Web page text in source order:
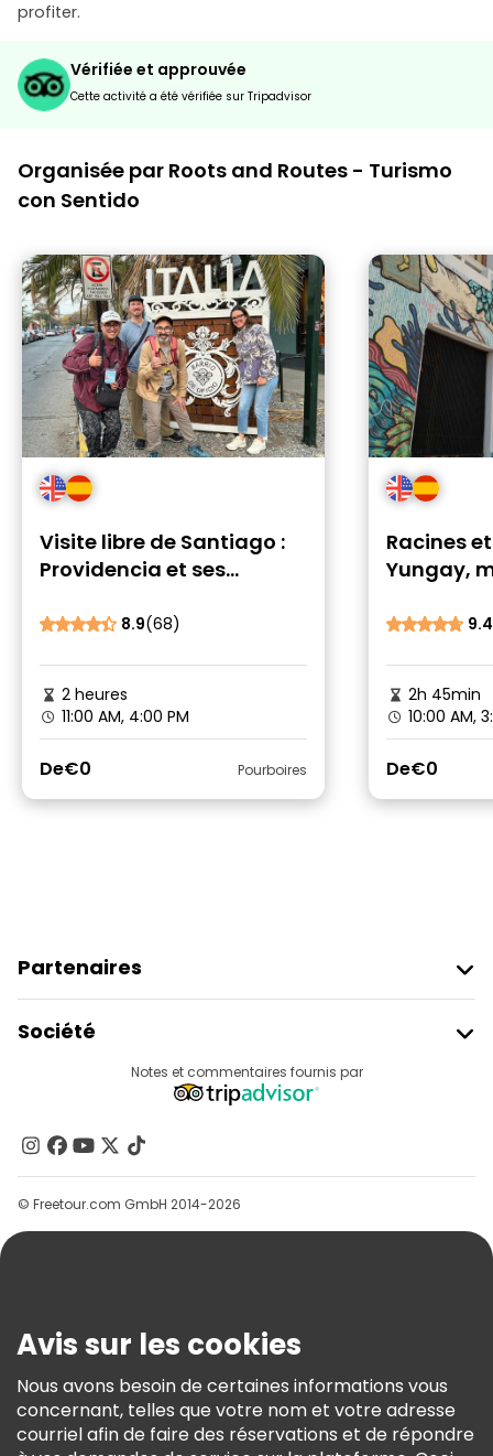
profiter.
Vérifiée et approuvée
Cette activité a été vérifiée sur Tripadvisor
Organisée par Roots and Routes - Turismo
con Sentido
Visite libre de Santiago :
Providencia et ses
8.9(68)
2 heures
11:00 AM, 4:00 PM
De€0 Pourboires
Racines
Yungay,
9.4
2h 45min
10:00 AM,
De€0
Partenaires
Connexion Du Fournisseur
Programme D’affiliation
Société
Contactez-Nous
Groupes
Aide
Conditions Générales Et Mentions Légales
Politique En Matière De Cookies
Freetour Prix
Notes et commentaires fournis par
© Freetour.com GmbH 2014-2026
Avis sur les cookies
Nous avons besoin de certaines informations vous
concernant, telles que votre nom et votre adresse
courriel afin de faire des réservations et de répondre